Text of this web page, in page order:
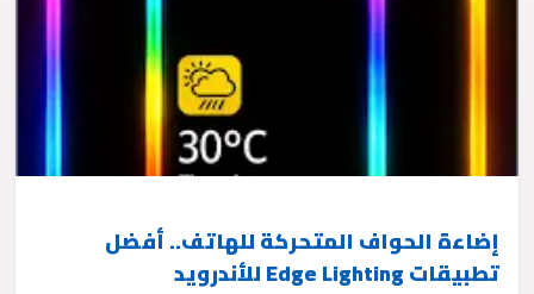
إضاءة الحواف المتحركة للهاتف.. أفضل
تطبيقات Edge Lighting للأندرويد